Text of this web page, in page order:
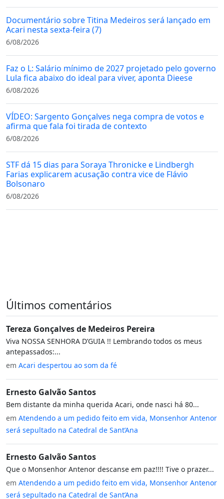
Documentário sobre Titina Medeiros será lançado em
Acari nesta sexta-feira (7)
6/08/2026
Faz o L: Salário mínimo de 2027 projetado pelo governo
Lula fica abaixo do ideal para viver, aponta Dieese
6/08/2026
VÍDEO: Sargento Gonçalves nega compra de votos e
afirma que fala foi tirada de contexto
6/08/2026
STF dá 15 dias para Soraya Thronicke e Lindbergh
Farias explicarem acusação contra vice de Flávio
Bolsonaro
6/08/2026
Últimos comentários
Tereza Gonçalves de Medeiros Pereira
Viva NOSSA SENHORA D’GUIA !! Lembrando todos os meus
antepassados:...
em Acari despertou ao som da fé
Ernesto Galvão Santos
Bem distante da minha querida Acari, onde nasci há 80...
em Atendendo a um pedido feito em vida, Monsenhor Antenor
será sepultado na Catedral de Sant’Ana
Ernesto Galvão Santos
Que o Monsenhor Antenor descanse em paz!!!! Tive o prazer...
em Atendendo a um pedido feito em vida, Monsenhor Antenor
será sepultado na Catedral de Sant’Ana